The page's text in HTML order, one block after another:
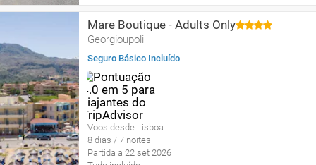
Mare Boutique - Adults Only
Georgioupoli
Seguro Básico Incluído
Voos desde Lisboa
8 dias / 7 noites
Partida a 22 set 2026